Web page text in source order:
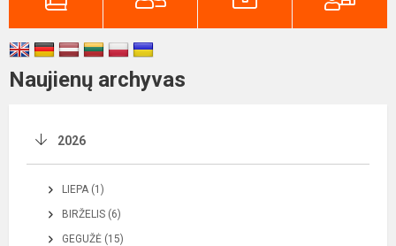
Naujienų archyvas
2026
LIEPA (1)
BIRŽELIS (6)
GEGUŽĖ (15)